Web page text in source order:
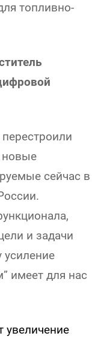
топливно-
новые
сейчас в
и задачи
усиление
имеет для нас
увеличение